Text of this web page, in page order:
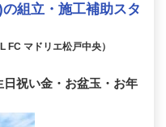
組立・施工補助スタ
FC マドリエ松戸中央）
祝い金・お盆玉・お年